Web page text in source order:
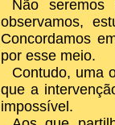
Não seremos
observamos,
Concordamos
por esse meio.
Contudo, uma
que a
impossível.